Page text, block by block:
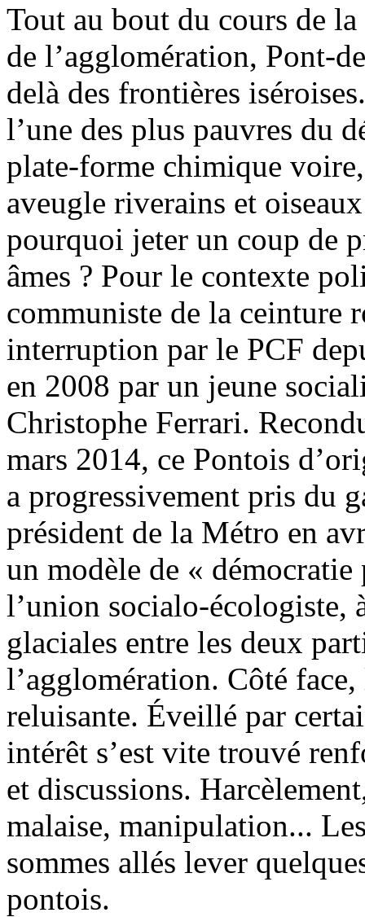
Tout au bout du cours de
de l’agglomération, Pont-
delà des frontières
l’une des plus pauvres du
plate-forme chimique
aveugle riverains et
pourquoi jeter un coup de
âmes ? Pour le contexte
communiste de la ceinture
interruption par le PCF
en 2008 par un jeune
Christophe Ferrari.
mars 2014, ce Pontois
a progressivement pris du
président de la Métro en
un modèle de «
l’union socialo-écologiste,
glaciales entre les deux
l’agglomération. Côté
reluisante. Éveillé par
intérêt s’est vite trouvé
et discussions.
malaise, manipulation...
sommes allés lever
pontois.